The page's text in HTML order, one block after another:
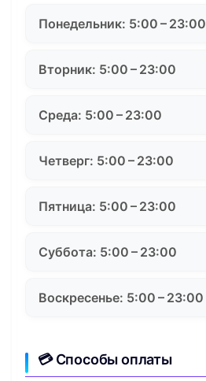
Понедельник: 5:00 – 23:00
Вторник: 5:00 – 23:00
Среда: 5:00 – 23:00
Четверг: 5:00 – 23:00
Пятница: 5:00 – 23:00
Суббота: 5:00 – 23:00
Воскресенье: 5:00 – 23:00
💳 Способы оплаты